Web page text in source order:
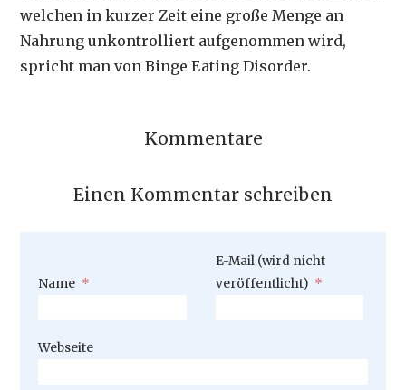
welchen in kurzer Zeit eine große Menge an
Nahrung unkontrolliert aufgenommen wird,
spricht man von Binge Eating Disorder.
Kommentare
Einen Kommentar schreiben
Pflichtfeld
Name *
Pflichtfeld
E-Mail (wird nicht
veröffentlicht) *
Webseite